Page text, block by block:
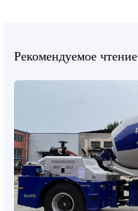
Рекомендуемое чтение